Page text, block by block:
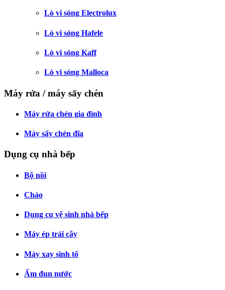
Lò vi sóng Electrolux
Lò vi sóng Hafele
Lò vi sóng Kaff
Lò vi sóng Malloca
Máy rửa / máy sấy chén
Máy rửa chén gia đình
Máy sấy chén đĩa
Dụng cụ nhà bếp
Bộ nồi
Chảo
Dụng cụ vệ sinh nhà bếp
Máy ép trái cây
Máy xay sinh tố
Ấm đun nước